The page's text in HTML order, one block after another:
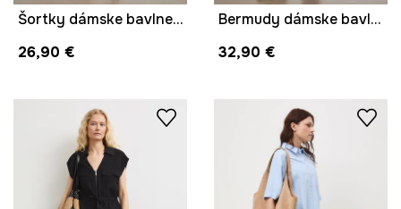
Šortky dámske bavlnené s elastanom
26,90 €
Bermudy dámske bavlnené regular waist
32,90 €